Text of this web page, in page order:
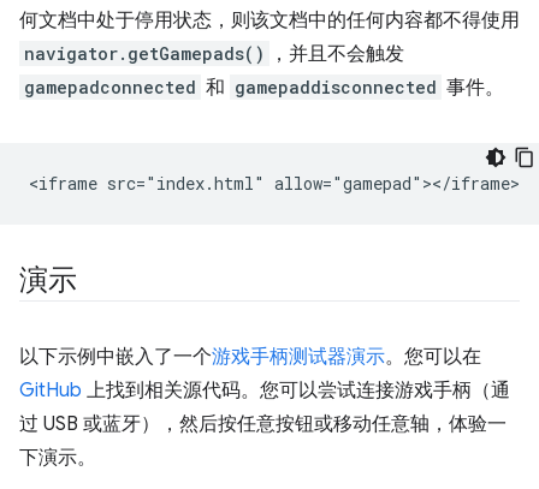
何文档中处于停用状态，则该文档中的任何内容都不得使用
navigator.getGamepads() ，并且不会触发
gamepadconnected 和 gamepaddisconnected 事件。
演示
以下示例中嵌入了一个游戏手柄测试器演示。您可以在
GitHub 上找到相关源代码。您可以尝试连接游戏手柄（通
过 USB 或蓝牙），然后按任意按钮或移动任意轴，体验一
下演示。